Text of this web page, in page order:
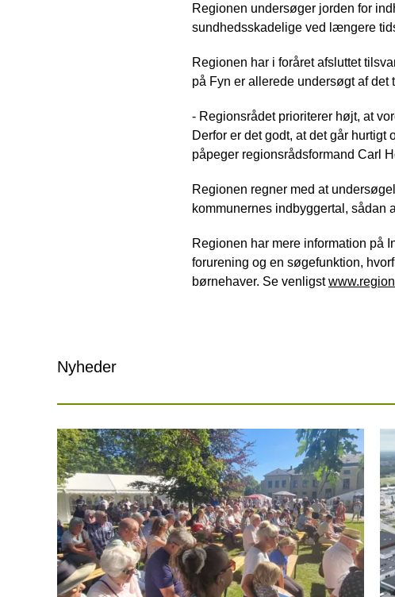
Regionen undersøger jorden for
sundhedsskadelige ved længere
Regionen har i foråret afsluttet
på Fyn er allerede undersøgt af det
- Regionsrådet prioriterer højt, at
Derfor er det godt, at det går
påpeger regionsrådsformand Carl
Regionen regner med at
kommunernes indbyggertal, sådan
Regionen har mere information på
forurening og en søgefunktion,
børnehaver. Se venligst
Nyheder